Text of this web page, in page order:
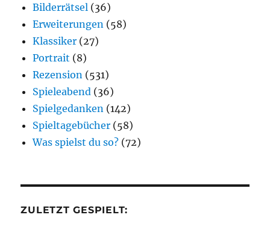
Bilderrätsel (36)
Erweiterungen (58)
Klassiker (27)
Portrait (8)
Rezension (531)
Spieleabend (36)
Spielgedanken (142)
Spieltagebücher (58)
Was spielst du so? (72)
ZULETZT GESPIELT: